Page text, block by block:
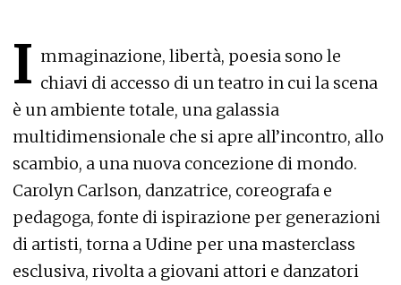
I mmaginazione, libertà, poesia sono le
chiavi di accesso di un teatro in cui la scena
è un ambiente totale, una galassia
multidimensionale che si apre all’incontro, allo
scambio, a una nuova concezione di mondo.
Carolyn Carlson, danzatrice, coreografa e
pedagoga, fonte di ispirazione per generazioni
di artisti, torna a Udine per una masterclass
esclusiva, rivolta a giovani attori e danzatori